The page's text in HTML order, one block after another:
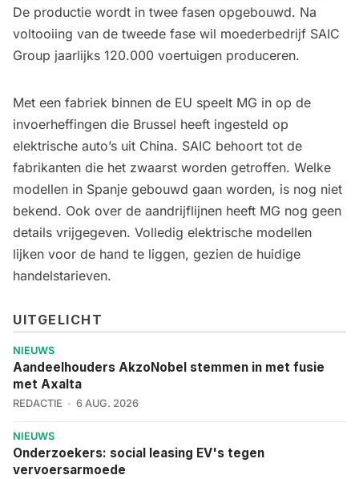
De productie wordt in twee fasen opgebouwd. Na
voltooiing van de tweede fase wil moederbedrijf SAIC
Group jaarlijks 120.000 voertuigen produceren.
Met een fabriek binnen de EU speelt MG in op de
invoerheffingen die Brussel heeft ingesteld op
elektrische auto’s uit China. SAIC behoort tot de
fabrikanten die het zwaarst worden getroffen. Welke
modellen in Spanje gebouwd gaan worden, is nog niet
bekend. Ook over de aandrijflijnen heeft MG nog geen
details vrijgegeven. Volledig elektrische modellen
lijken voor de hand te liggen, gezien de huidige
handelstarieven.
UITGELICHT
NIEUWS
Aandeelhouders AkzoNobel stemmen in met fusie
met Axalta
REDACTIE 6 AUG. 2026
NIEUWS
Onderzoekers: social leasing EV's tegen
vervoersarmoede